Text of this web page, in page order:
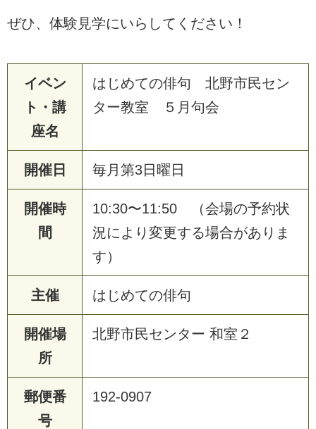
ぜひ、体験見学にいらしてください！
イベン
ト・講
座名
はじめての俳句 北野市民セン
ター教室 ５月句会
開催日 毎月第3日曜日
開催時
間
10:30〜11:50 （会場の予約状
況により変更する場合がありま
す）
主催 はじめての俳句
開催場
所
北野市民センター 和室２
郵便番
号
192-0907